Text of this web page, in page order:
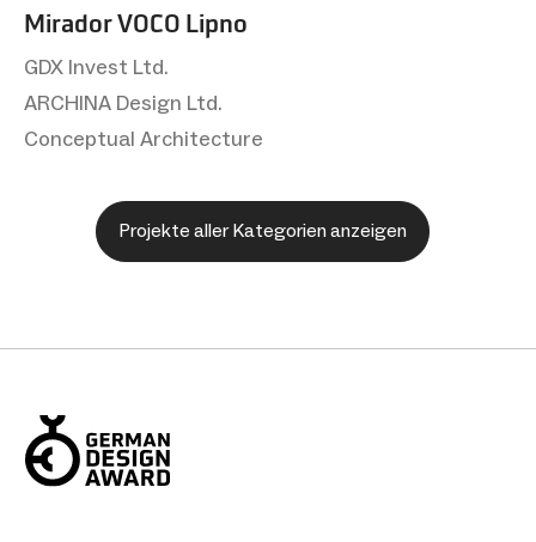
Mirador VOCO Lipno
GDX Invest Ltd.
ARCHINA Design Ltd.
Conceptual Architecture
Projekte aller Kategorien anzeigen